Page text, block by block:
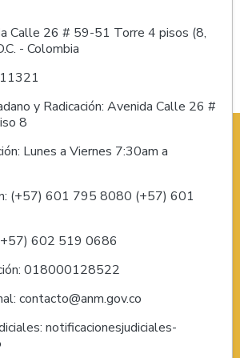
Calle 26 # 59-51 Torre 4 pisos (8,
- Colombia
y Radicación: Avenida Calle 26 #
8
Lunes a Viernes 7:30am a
(+57) 601 795 8080 (+57) 601
602 519 0686
018000128522
contacto@anm.gov.co
notificacionesjudiciales-